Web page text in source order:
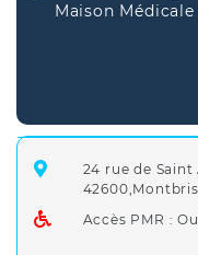
Maison
24 rue de
Accès PMR :